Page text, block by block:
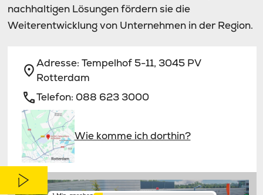
nachhaltigen Lösungen fördern sie die
Weiterentwicklung von Unternehmen in der Region.
Adresse: Tempelhof 5-11, 3045 PV
Rotterdam
Telefon: 088 623 3000
Wie komme ich dorthin?